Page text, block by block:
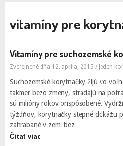
vitamíny pre
Vitamíny pre suchozemské
Zverejnené dňa 12. apríla, 2015 / Jeden
Suchozemské korytnačky žijú vo
takmer bezo zmeny, strádajú na
sú milióny rokov prispôsobené.
týždňov, korytnačky stepné dokážu
zahrabané v zemi bez
Čítať viac